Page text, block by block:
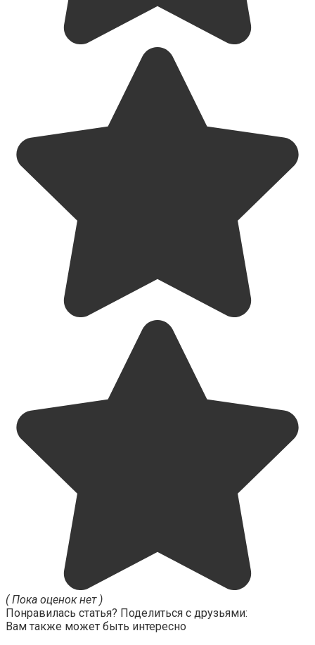
( Пока оценок нет )
Понравилась статья? Поделиться с друзьями:
Вам также может быть интересно